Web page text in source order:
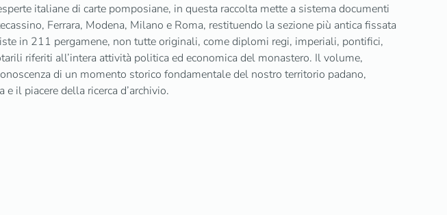
italiane di carte pomposiane, in questa raccolta mette a sistema documenti
Ferrara, Modena, Milano e Roma, restituendo la sezione più antica fissata
in 211 pergamene, non tutte originali, come diplomi regi, imperiali, pontifici,
riferiti all’intera attività politica ed economica del monastero. Il volume,
di un momento storico fondamentale del nostro territorio padano,
il piacere della ricerca d’archivio.